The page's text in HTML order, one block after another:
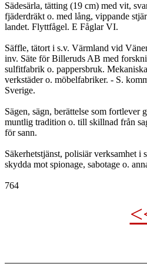
Sädesärla, tätting (19 cm) med vit,
fjäderdräkt o. med lång, vippande
landet. Flyttfågel. E Fåglar VI.
Säffle, tätort i s.v. Värmland vid
inv. Säte för Billeruds AB med
sulfitfabrik o. pappersbruk. Mekaniska
verkstäder o. möbelfabriker. - S.
Sverige.
Sägen, sägn, berättelse som fortlever
muntlig tradition o. till skillnad från
för sann.
Säkerhetstjänst, polisiär verksamhet i
skydda mot spionage, sabotage o.